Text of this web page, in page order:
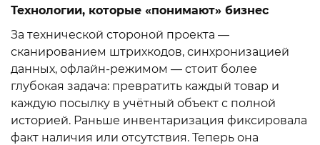
Технологии, которые «понимают» бизнес
За технической стороной проекта —
сканированием штрихкодов, синхронизацией
данных, офлайн-режимом — стоит более
глубокая задача: превратить каждый товар и
каждую посылку в учётный объект с полной
историей. Раньше инвентаризация фиксировала
факт наличия или отсутствия. Теперь она